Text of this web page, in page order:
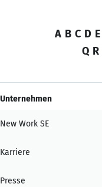
A B C D E
Q R
Unternehmen
New Work SE
Karriere
Presse